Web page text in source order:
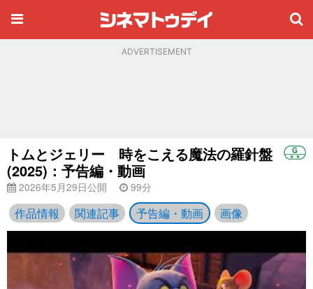
ADVERTISEMENT
トムとジェリー 時をこえる魔法の羅針盤
(2025)：予告編・動画
2026年5月29日公開 99分
作品情報 関連記事 予告編・動画 画像